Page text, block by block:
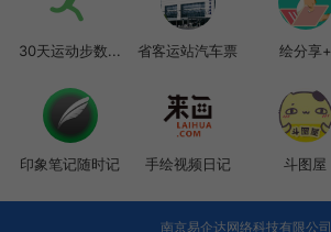
30天运动步数... 省客运站汽车票 绘分享+
印象笔记随时记 手绘视频日记 斗图屋
南京易企达网络科技有限公司